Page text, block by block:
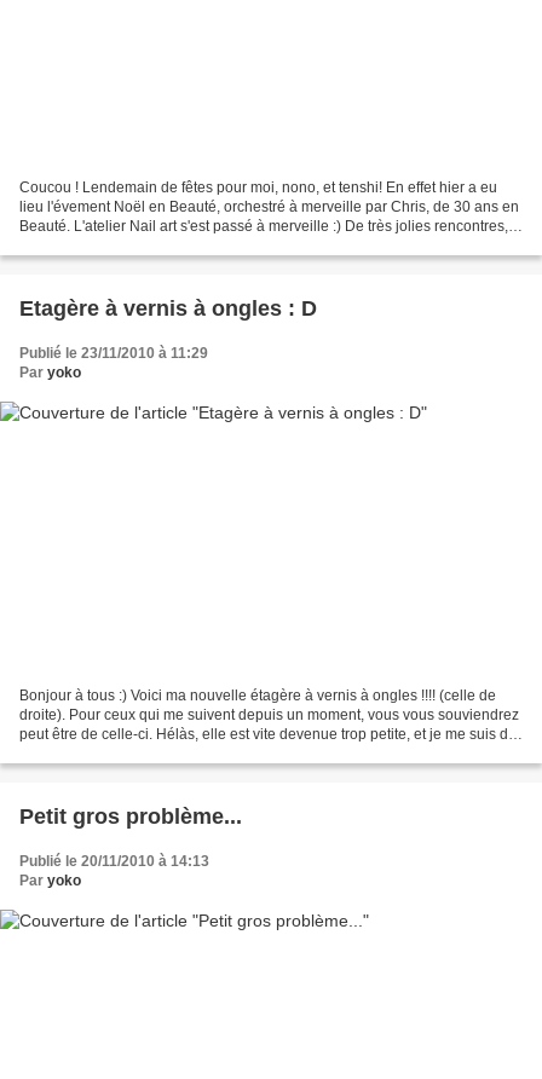
Coucou ! Lendemain de fêtes pour moi, nono, et tenshi! En effet hier a eu
lieu l'évement Noël en Beauté, orchestré à merveille par Chris, de 30 ans en
Beauté. L'atelier Nail art s'est passé à merveille :) De très jolies rencontres,
Etagère à vernis à ongles : D
Publié le 23/11/2010 à 11:29
Par yoko
Bonjour à tous :) Voici ma nouvelle étagère à vernis à ongles !!!! (celle de
droite). Pour ceux qui me suivent depuis un moment, vous vous souviendrez
peut être de celle-ci. Hélàs, elle est vite devenue trop petite, et je me suis dit
Petit gros problème...
Publié le 20/11/2010 à 14:13
Par yoko